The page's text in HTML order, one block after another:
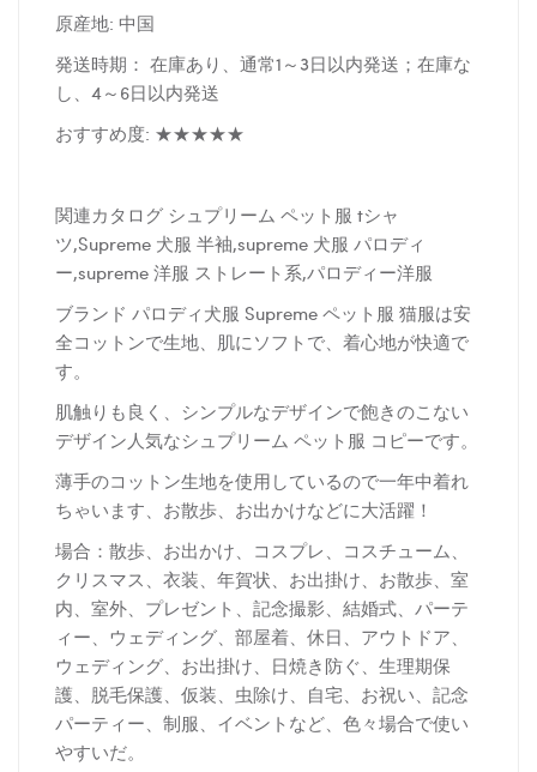
原産地: 中国
発送時期： 在庫あり、通常1～3日以内発送；在庫な
し、4～6日以内発送
おすすめ度: ★★★★★
関連カタログ シュプリーム ペット服 tシャ
ツ,Supreme 犬服 半袖,supreme 犬服 パロディ
ー,supreme 洋服 ストレート系,パロディー洋服
ブランド パロディ犬服 Supreme ペット服 猫服は安
全コットンで生地、肌にソフトで、着心地が快適で
す。
肌触りも良く、シンプルなデザインで飽きのこない
デザイン人気なシュプリーム ペット服 コピーです。
薄手のコットン生地を使用しているので一年中着れ
ちゃいます、お散歩、お出かけなどに大活躍！
場合：散歩、お出かけ、コスプレ、コスチューム、
クリスマス、衣装、年賀状、お出掛け、お散歩、室
内、室外、プレゼント、記念撮影、結婚式、パーテ
ィー、ウェディング、部屋着、休日、アウトドア、
ウェディング、お出掛け、日焼き防ぐ、生理期保
護、脱毛保護、仮装、虫除け、自宅、お祝い、記念
パーティー、制服、イベントなど、色々場合で使い
やすいだ。